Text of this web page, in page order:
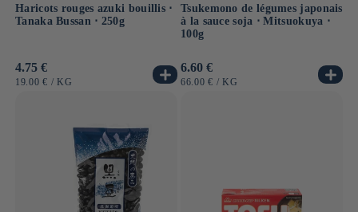
Haricots rouges azuki bouillis ⋅
Tanaka Bussan ⋅ 250g
Prix
habituel
4.75 €
PRIX
19.00 € / PAR
KG
Tsukemono de légumes japonais
à la sauce soja ⋅ Mitsuokuya ⋅
100g
Prix
habituel
6.60 €
PRIX
66.00 € / PAR
KG